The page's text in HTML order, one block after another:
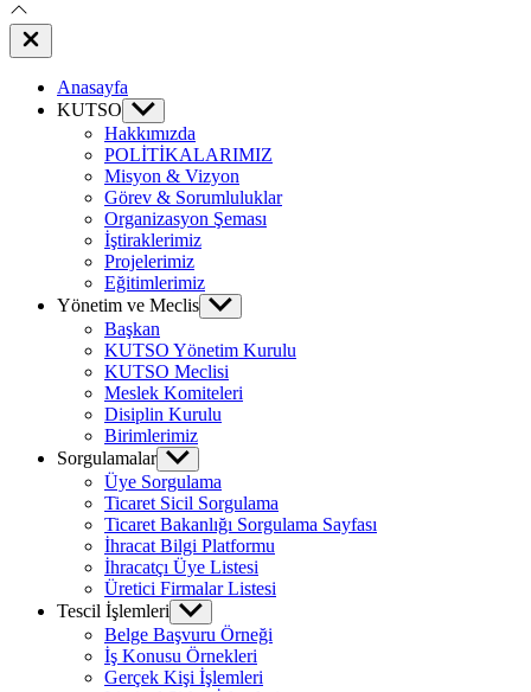
Close
Off
Anasayfa
KUTSO Show
sub
menu
Hakkımızda
POLİTİKALARIMIZ
Misyon & Vizyon
Görev & Sorumluluklar
Organizasyon Şeması
İştiraklerimiz
Projelerimiz
Eğitimlerimiz
Yönetim ve Meclis Show
sub
menu
Başkan
KUTSO Yönetim Kurulu
KUTSO Meclisi
Meslek Komiteleri
Disiplin Kurulu
Birimlerimiz
Sorgulamalar Show
sub
menu
Üye Sorgulama
Ticaret Sicil Sorgulama
Ticaret Bakanlığı Sorgulama Sayfası
İhracat Bilgi Platformu
İhracatçı Üye Listesi
Üretici Firmalar Listesi
Tescil İşlemleri Show
sub
menu
Belge Başvuru Örneği
İş Konusu Örnekleri
Gerçek Kişi İşlemleri